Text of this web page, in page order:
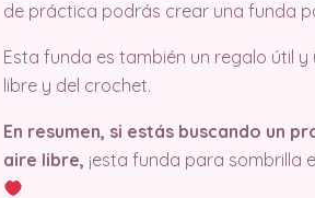
de práctica podrás crear una funda
Esta funda es también un regalo útil
libre y del crochet.
En resumen, si estás buscando un
aire libre, ¡esta funda para sombrilla